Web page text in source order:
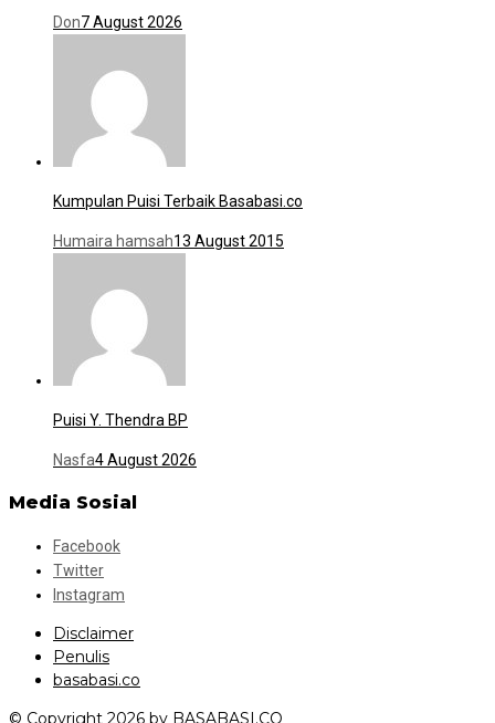
Don7 August 2026
Kumpulan Puisi Terbaik Basabasi.co
Humaira hamsah13 August 2015
Puisi Y. Thendra BP
Nasfa4 August 2026
Media Sosial
Facebook
Twitter
Instagram
Disclaimer
Penulis
basabasi.co
© Copyright 2026 by BASABASI.CO